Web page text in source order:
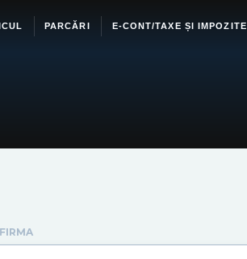
PARCĂRI E-CONT/TAXE ȘI IMPOZITE